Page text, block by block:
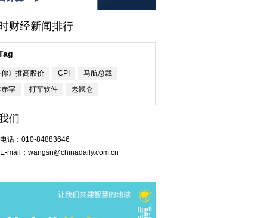
财经新闻排行
》推高股价 CPI
马航总裁
字
打车软件 老鼠仓
们
电话： 010-84883646
E-mail： wangsn@chinadaily.com.cn